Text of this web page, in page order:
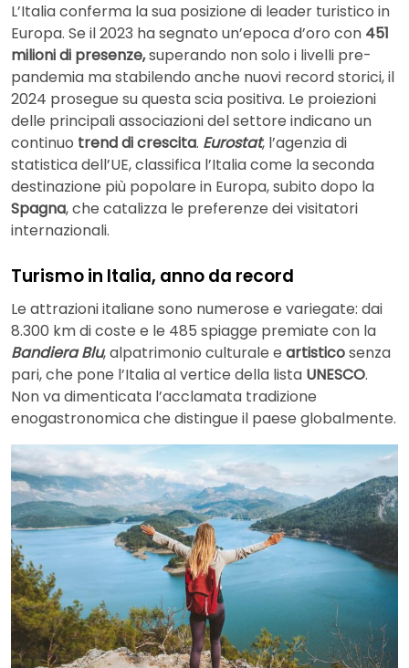
L’Italia conferma la sua posizione di leader turistico in
Europa. Se il 2023 ha segnato un’epoca d’oro con 451
milioni di presenze,superando non solo i livelli pre-
pandemia ma stabilendo anche nuovi record storici, il
2024 prosegue su questa scia positiva. Le proiezioni
delle principali associazioni del settore indicano un
continuo trend di crescita. Eurostat, l’agenzia di
statistica dell’UE, classifica l’Italia come la seconda
destinazione più popolare in Europa, subito dopo la
Spagna, che catalizza le preferenze dei visitatori
internazionali.
Turismo in Italia, anno da record
Le attrazioni italiane sono numerose e variegate: dai
8.300 km di coste e le 485 spiagge premiate con la
Bandiera Blu, alpatrimonio culturale e artisticosenza
pari, che pone l’Italia al vertice della lista UNESCO.
Non va dimenticata l’acclamata tradizione
enogastronomica che distingue il paese globalmente.